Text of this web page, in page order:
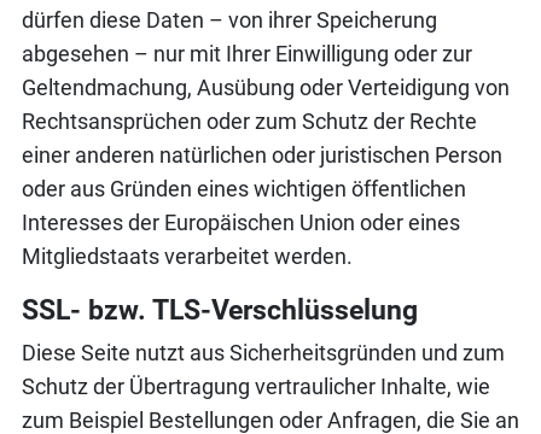
dürfen diese Daten – von ihrer Speicherung
abgesehen – nur mit Ihrer Einwilligung oder zur
Geltendmachung, Ausübung oder Verteidigung von
Rechtsansprüchen oder zum Schutz der Rechte
einer anderen natürlichen oder juristischen Person
oder aus Gründen eines wichtigen öffentlichen
Interesses der Europäischen Union oder eines
Mitgliedstaats verarbeitet werden.
SSL- bzw. TLS-Verschlüsselung
Diese Seite nutzt aus Sicherheitsgründen und zum
Schutz der Übertragung vertraulicher Inhalte, wie
zum Beispiel Bestellungen oder Anfragen, die Sie an